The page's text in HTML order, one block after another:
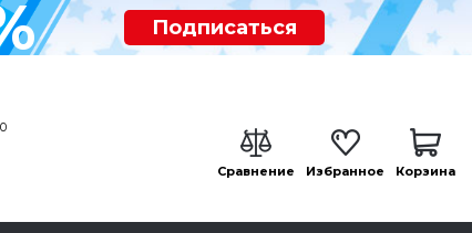
Подписаться
Сравнение Избранное Корзина